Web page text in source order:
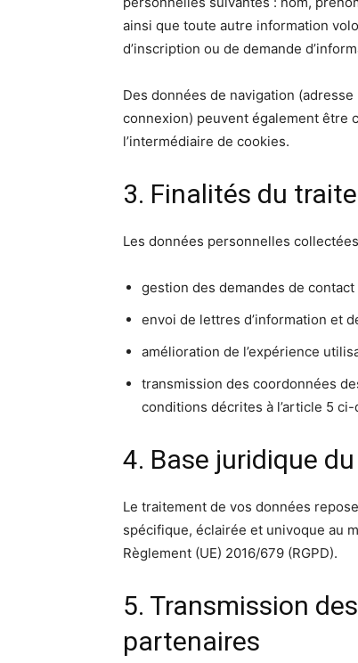
ainsi que toute autre information
d’inscription ou de demande
Des données de navigation
connexion) peuvent également être
l’intermédiaire de cookies.
3. Finalités du
Les données personnelles
gestion des demandes de
envoi de lettres d’information et
amélioration de l’expérience
transmission des coordonnées
conditions décrites à l’article 5 ci-
4. Base juridique
Le traitement de vos données
spécifique, éclairée et univoque au
Règlement (UE) 2016/679 (RGPD).
5. Transmission
partenaires